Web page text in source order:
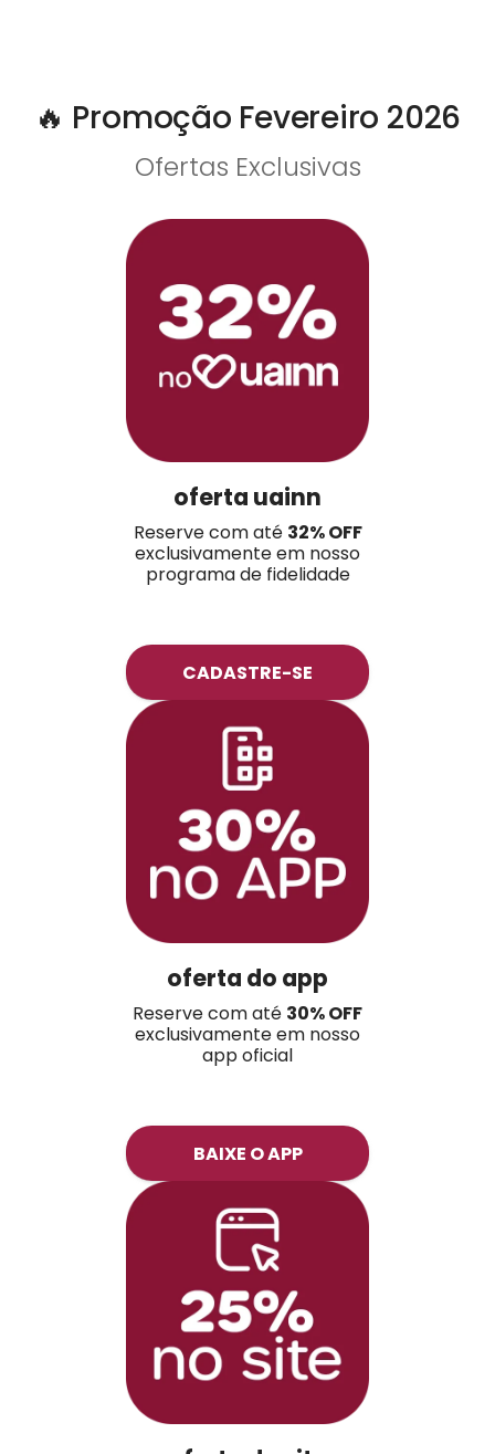
🔥 Promoção Fevereiro 2026
Ofertas Exclusivas
oferta uainn
Reserve com até 32% OFF
exclusivamente em nosso
programa de fidelidade
CADASTRE-SE
oferta do app
Reserve com até 30% OFF
exclusivamente em nosso
app oficial
BAIXE O APP